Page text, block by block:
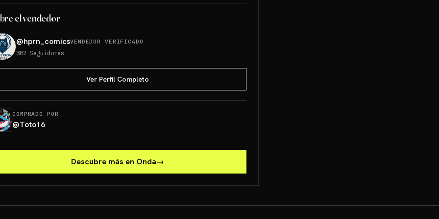
el vendedor
@hprn_comicsVENDEDOR VERIFICADO
302 Seguidores
Ver Perfil Completo
COMPRADO POR
@Toto16
Descubre más en Onda→